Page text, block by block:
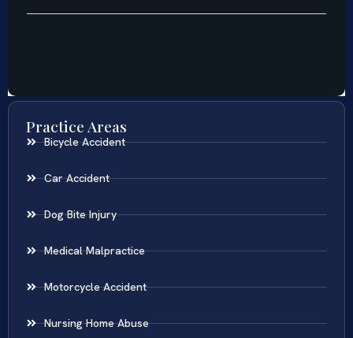
Practice Areas
Bicycle Accident
Car Accident
Dog Bite Injury
Medical Malpractice
Motorcycle Accident
Nursing Home Abuse